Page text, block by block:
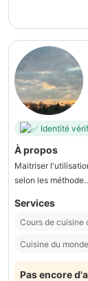
Identité
À propos
Maitriser
selon les
Services
Cours de cuisine
Cuisine du monde
Pas encore